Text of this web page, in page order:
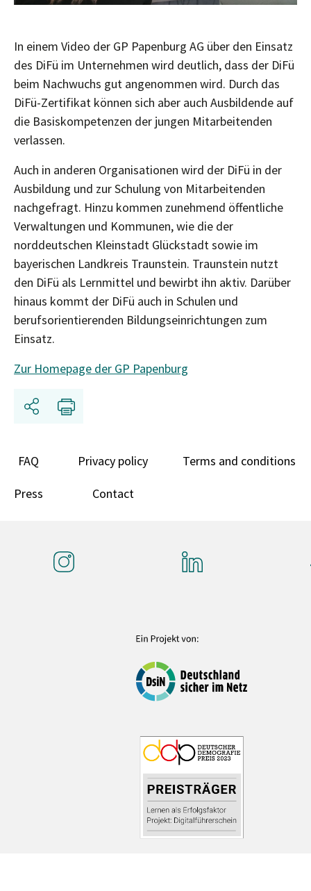
In einem Video der GP Papenburg AG über den Einsatz
des DiFü im Unternehmen wird deutlich, dass der DiFü
beim Nachwuchs gut angenommen wird. Durch das
DiFü-Zertifikat können sich aber auch Ausbildende auf
die Basiskompetenzen der jungen Mitarbeitenden
verlassen.
Auch in anderen Organisationen wird der DiFü in der
Ausbildung und zur Schulung von Mitarbeitenden
nachgefragt. Hinzu kommen zunehmend öffentliche
Verwaltungen und Kommunen, wie die der
norddeutschen Kleinstadt Glückstadt sowie im
bayerischen Landkreis Traunstein. Traunstein nutzt
den DiFü als Lernmittel und bewirbt ihn aktiv. Darüber
hinaus kommt der DiFü auch in Schulen und
berufsorientierenden Bildungseinrichtungen zum
Einsatz.
Zur Homepage der GP Papenburg
Share
FAQ Privacy policy Terms and conditions
Press Contact